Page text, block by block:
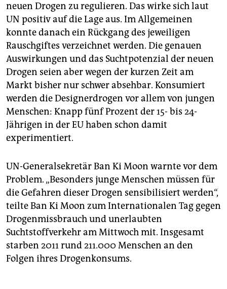
neuen Drogen zu regulieren. Das wirke sich laut
UN positiv auf die Lage aus. Im Allgemeinen
konnte danach ein Rückgang des jeweiligen
Rauschgiftes verzeichnet werden. Die genauen
Auswirkungen und das Suchtpotenzial der neuen
Drogen seien aber wegen der kurzen Zeit am
Markt bisher nur schwer absehbar. Konsumiert
werden die Designerdrogen vor allem von jungen
Menschen: Knapp fünf Prozent der 15- bis 24-
Jährigen in der EU haben schon damit
experimentiert.
UN-Generalsekretär Ban Ki Moon warnte vor dem
Problem. „Besonders junge Menschen müssen für
die Gefahren dieser Drogen sensibilisiert werden“,
teilte Ban Ki Moon zum Internationalen Tag gegen
Drogenmissbrauch und unerlaubten
Suchtstoffverkehr am Mittwoch mit. Insgesamt
starben 2011 rund 211.000 Menschen an den
Folgen ihres Drogenkonsums.